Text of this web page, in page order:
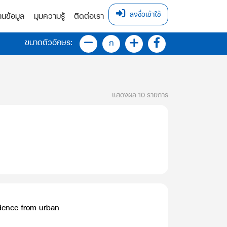
ข้อมูล มุมความรู้ ติดต่อเรา ลงชื่อเข้าใช้
ขนาดตัวอักษร: ก
แสดงผล 10 รายการ
from urban